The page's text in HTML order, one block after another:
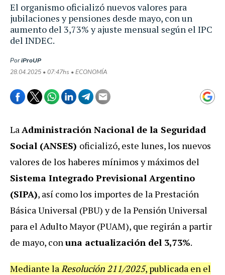
El organismo oficializó nuevos valores para
jubilaciones y pensiones desde mayo, con un
aumento del 3,73% y ajuste mensual según el IPC
del INDEC.
PoriProUP
28.04.2025 • 07:47hs • ECONOMÍA
LaAdministración Nacional de la Seguridad
Social (ANSES) oficializó, este lunes, los nuevos
valores de los haberes mínimos y máximos del
Sistema Integrado Previsional Argentino
(SIPA), así como los importes de la Prestación
Básica Universal (PBU) y de la Pensión Universal
para el Adulto Mayor (PUAM), que regirán a partir
de mayo, conuna actualización del 3,73%.
Mediante laResolución 211/2025, publicada en el